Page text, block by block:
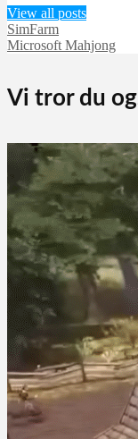
View all posts
SimFarm
Microsoft Mahjong
Vi tror du